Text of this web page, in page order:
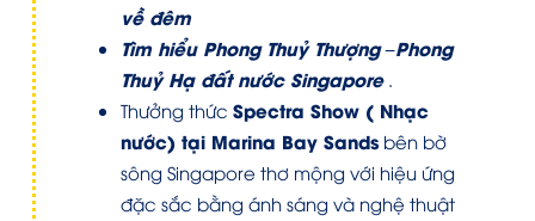
về đêm
Tìm hiểu Phong Thuỷ Thượng–Phong
Thuỷ Hạđất nước Singapore.
Thưởng thức Spectra Show ( Nhạc
nước) tại Marina Bay Sandsbên bờ
sông Singapore thơ mộng với hiệu ứng
đặc sắc bằng ánh sáng và nghệ thuật